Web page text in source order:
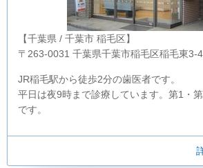
【千葉県 / 千葉市 稲毛区】
〒263-0031 千葉県千葉市稲毛区稲毛東
JR稲毛駅から徒歩2分の歯医者です。
平日は夜9時まで診療しています。第1・
です。